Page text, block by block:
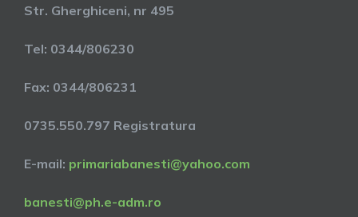
Str. Gherghiceni, nr 495
Tel: 0344/806230
Fax: 0344/806231
0735.550.797 Registratura
E-mail: primariabanesti@yahoo.com
banesti@ph.e-adm.ro